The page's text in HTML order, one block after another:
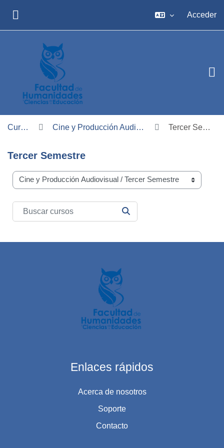
Acceder
Cursos Cine y Producción Audiovisual Tercer Semestre
Tercer Semestre
Carreras
Buscar cursos
BUSCAR CURSOS
Enlaces rápidos
Acerca de nosotros
Soporte
Contacto